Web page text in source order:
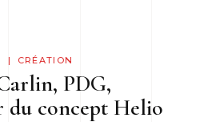
CRÉATION
PDG,
du concept Helio